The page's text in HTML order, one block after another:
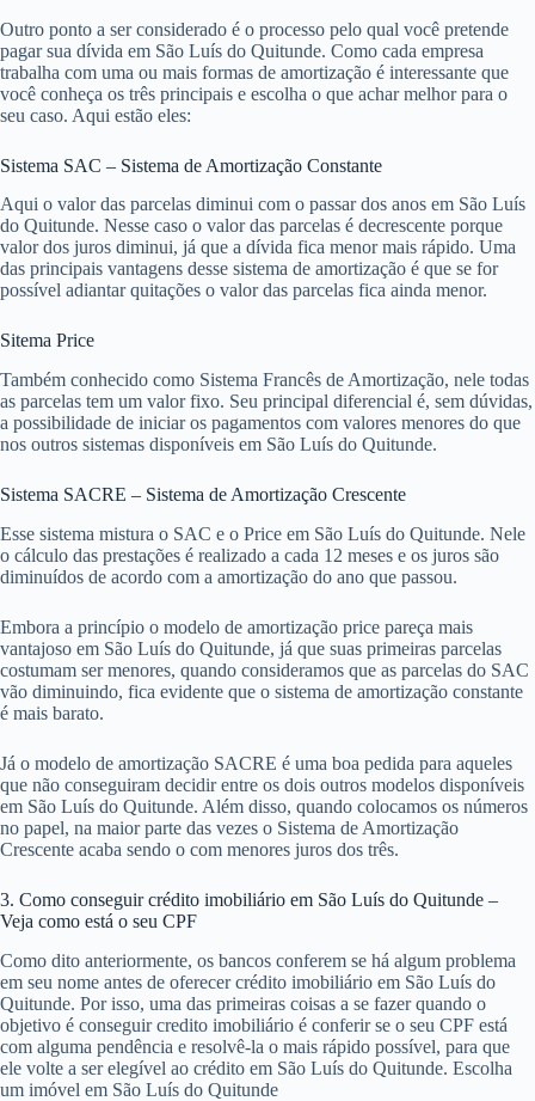
Outro ponto a ser considerado é o processo pelo qual você pretende
pagar sua dívida em São Luís do Quitunde. Como cada empresa
trabalha com uma ou mais formas de amortização é interessante que
você conheça os três principais e escolha o que achar melhor para o
seu caso. Aqui estão eles:
Sistema SAC – Sistema de Amortização Constante
Aqui o valor das parcelas diminui com o passar dos anos em São Luís
do Quitunde. Nesse caso o valor das parcelas é decrescente porque
valor dos juros diminui, já que a dívida fica menor mais rápido. Uma
das principais vantagens desse sistema de amortização é que se for
possível adiantar quitações o valor das parcelas fica ainda menor.
Sitema Price
Também conhecido como Sistema Francês de Amortização, nele todas
as parcelas tem um valor fixo. Seu principal diferencial é, sem dúvidas,
a possibilidade de iniciar os pagamentos com valores menores do que
nos outros sistemas disponíveis em São Luís do Quitunde.
Sistema SACRE – Sistema de Amortização Crescente
Esse sistema mistura o SAC e o Price em São Luís do Quitunde. Nele
o cálculo das prestações é realizado a cada 12 meses e os juros são
diminuídos de acordo com a amortização do ano que passou.
Embora a princípio o modelo de amortização price pareça mais
vantajoso em São Luís do Quitunde, já que suas primeiras parcelas
costumam ser menores, quando consideramos que as parcelas do SAC
vão diminuindo, fica evidente que o sistema de amortização constante
é mais barato.
Já o modelo de amortização SACRE é uma boa pedida para aqueles
que não conseguiram decidir entre os dois outros modelos disponíveis
em São Luís do Quitunde. Além disso, quando colocamos os números
no papel, na maior parte das vezes o Sistema de Amortização
Crescente acaba sendo o com menores juros dos três.
3. Como conseguir crédito imobiliário em São Luís do Quitunde –
Veja como está o seu CPF
Como dito anteriormente, os bancos conferem se há algum problema
em seu nome antes de oferecer crédito imobiliário em São Luís do
Quitunde. Por isso, uma das primeiras coisas a se fazer quando o
objetivo é conseguir credito imobiliário é conferir se o seu CPF está
com alguma pendência e resolvê-la o mais rápido possível, para que
ele volte a ser elegível ao crédito em São Luís do Quitunde. Escolha
um imóvel em São Luís do Quitunde